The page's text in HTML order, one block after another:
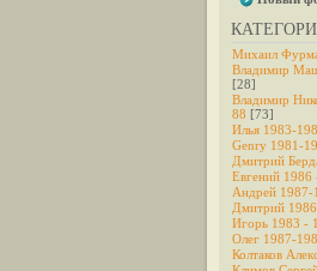
Михаил
Владимир
[28]
Владимир
88 [73]
Илья 1983-
Genry 1981-
Дмитрий
Евгений 1986
Андрей 1987-
Дмитрий
Игорь 1983 -
Олег 1987-
Колтаков